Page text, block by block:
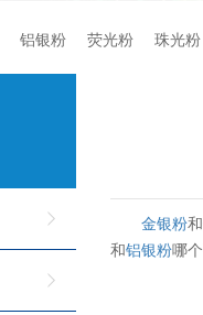
铝银粉 荧光粉 珠光粉
金银粉和
和铝银粉哪